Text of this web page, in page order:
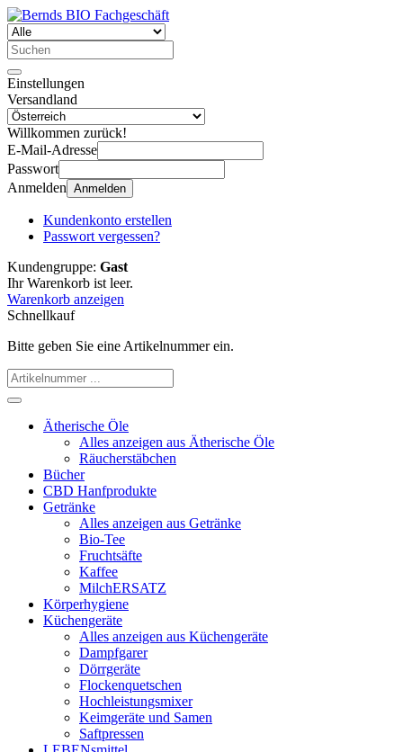
Einstellungen
Versandland
Willkommen zurück!
E-Mail-Adresse
Passwort
Anmelden Anmelden
Kundenkonto erstellen
Passwort vergessen?
Kundengruppe: Gast
Ihr Warenkorb ist leer.
Warenkorb anzeigen
Schnellkauf
Bitte geben Sie eine Artikelnummer ein.
Ätherische Öle
Alles anzeigen aus Ätherische Öle
Räucherstäbchen
Bücher
CBD Hanfprodukte
Getränke
Alles anzeigen aus Getränke
Bio-Tee
Fruchtsäfte
Kaffee
MilchERSATZ
Körperhygiene
Küchengeräte
Alles anzeigen aus Küchengeräte
Dampfgarer
Dörrgeräte
Flockenquetschen
Hochleistungsmixer
Keimgeräte und Samen
Saftpressen